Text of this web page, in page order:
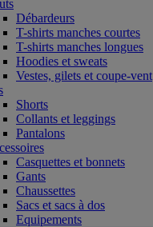
Débardeurs
T-shirts manches courtes
T-shirts manches longues
Hoodies et sweats
Vestes, gilets et coupe-vent
Shorts
Collants et leggings
Pantalons
Casquettes et bonnets
Gants
Chaussettes
Sacs et sacs à dos
Equipements